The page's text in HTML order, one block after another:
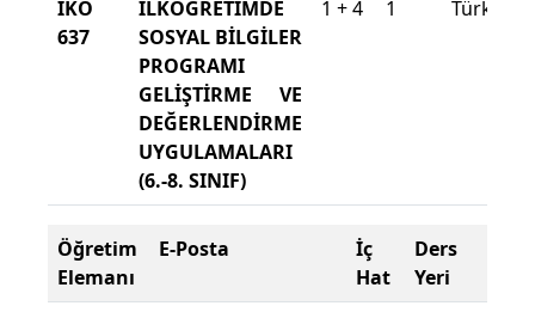
IKO
637
İLKÖĞRETİMDE
SOSYAL BİLGİLER
PROGRAMI
GELİŞTİRME VE
DEĞERLENDİRME
UYGULAMALARI
(6.-8. SINIF)
1 + 4 1 Türkçe
Öğretim
Elemanı
E-Posta
İç
Hat
Ders
Yeri